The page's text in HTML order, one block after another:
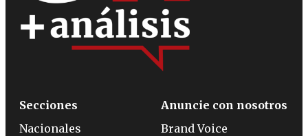
Secciones
Nacionales
Anuncie con nosotros
Brand Voice